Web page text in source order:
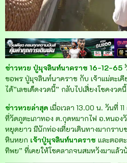
ข่าวหวย ปู่มุจลินท์นาคราช 16-12-65
ขอพร ปู่มุจลินท์นาคราช กับ เจ้าแม่ตะเคี
ได้”เลขเด็ดงวดนี้” กลับไปเสี่ยงโชคงวดนี้
ข่าวหวยล่าสุด เมื่อเวลา 13.00 น. วันที่
ที่วัดภูตะเภาทอง ต.กุดหมากไฟ อ.หนอง
หยุดยาว มีนักท่องเที่ยวเดินทางมากรา
หินหยก เจ้าปู่มุจลินท์นาคราช และตอต
ทิพย” ที่เคยให้โชคลาภจนสมหวังมาแล้ว